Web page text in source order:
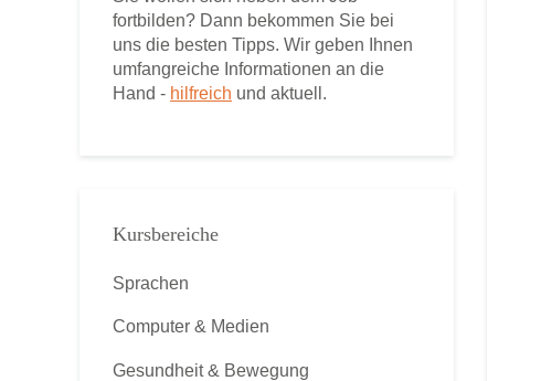
fortbilden? Dann bekommen Sie bei
uns die besten Tipps. Wir geben Ihnen
umfangreiche Informationen an die
Hand - hilfreich und aktuell.
Kursbereiche
Sprachen
Computer & Medien
Gesundheit & Bewegung